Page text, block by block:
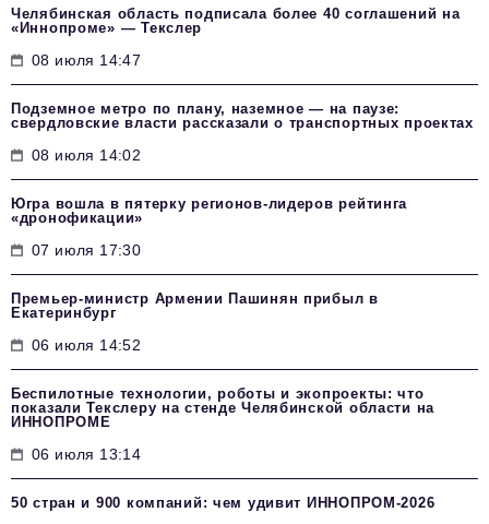
Челябинская область подписала более 40 соглашений на
«Иннопроме» — Текслер
08 июля 14:47
Подземное метро по плану, наземное — на паузе:
свердловские власти рассказали о транспортных проектах
08 июля 14:02
Югра вошла в пятерку регионов-лидеров рейтинга
«дронофикации»
07 июля 17:30
Премьер-министр Армении Пашинян прибыл в
Екатеринбург
06 июля 14:52
Беспилотные технологии, роботы и экопроекты: что
показали Текслеру на стенде Челябинской области на
ИННОПРОМЕ
06 июля 13:14
50 стран и 900 компаний: чем удивит ИННОПРОМ‑2026